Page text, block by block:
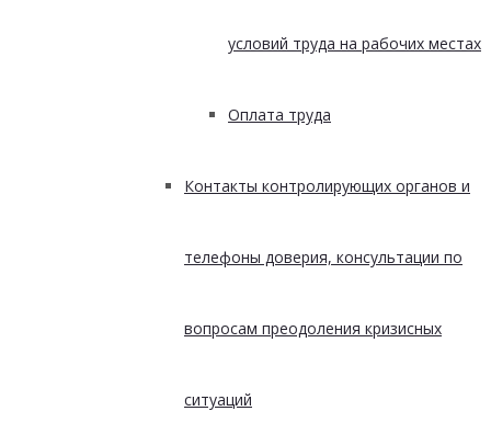
условий труда на рабочих местах
Оплата труда
Контакты контролирующих органов и
телефоны доверия, консультации по
вопросам преодоления кризисных
ситуаций